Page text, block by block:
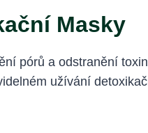
Masky
pórů a odstranění
užívání